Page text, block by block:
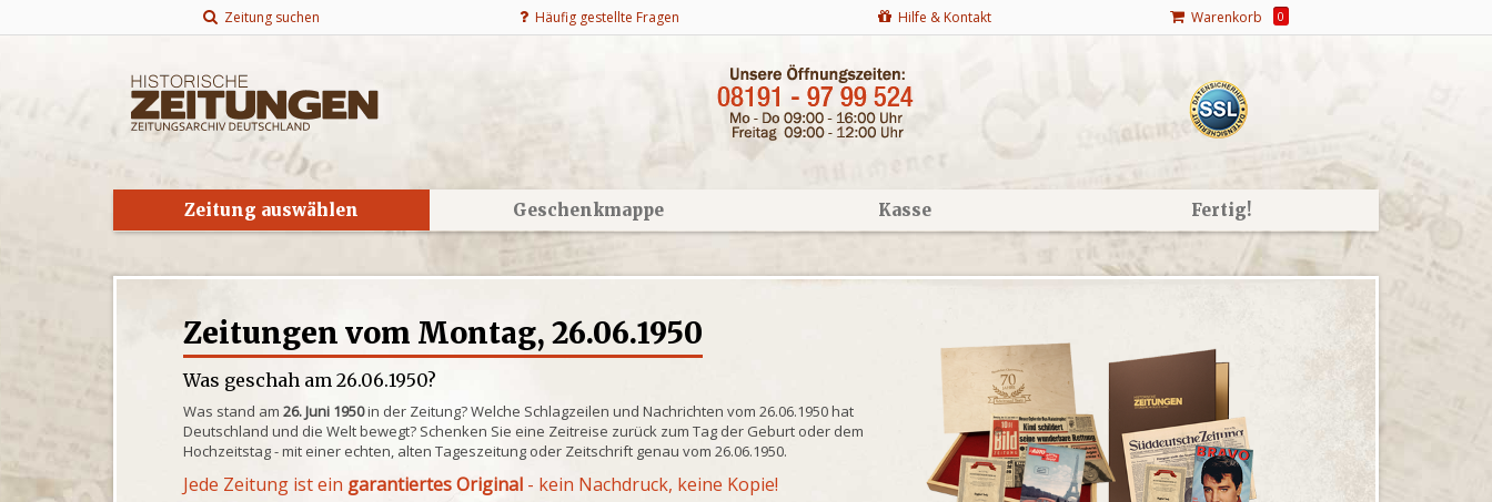
Zeitung suchen Häufig gestellte Fragen Hilfe & Kontakt Warenkorb 0
Zeitung auswählen Geschenkmappe Kasse Fertig!
Zeitungen vom Montag, 26.06.1950
Was geschah am 26.06.1950?
Was stand am26. Juni 1950in der Zeitung? Welche Schlagzeilen und Nachrichten vom 26.06.1950 hat
Deutschland und die Welt bewegt? Schenken Sie eine Zeitreise zurück zum Tag der Geburt oder dem
Hochzeitstag - mit einer echten, alten Tageszeitung oder Zeitschrift genau vom 26.06.1950.
Jede Zeitung ist ein garantiertes Original - kein Nachdruck, keine Kopie!